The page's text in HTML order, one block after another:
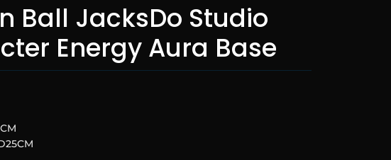
Ball JacksDo Studio
Energy Aura Base